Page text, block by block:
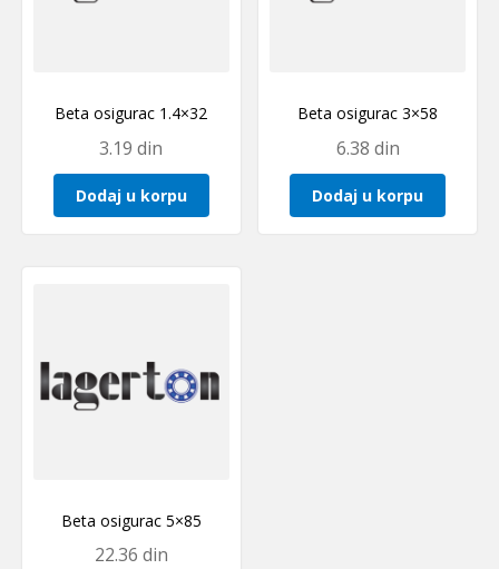
Beta osigurac 1.4×32
3.19din
Dodaj u korpu
Beta osigurac 3×58
6.38 din
Dodaj u korpu
Beta osigurac 5×85
22.36 din